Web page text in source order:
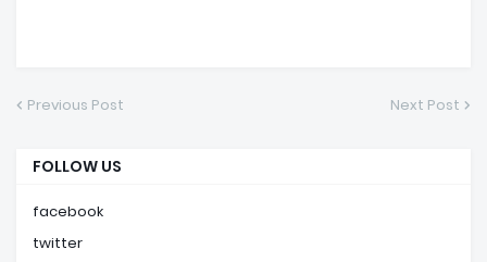
Previous Post Next Post
FOLLOW US
facebook
twitter